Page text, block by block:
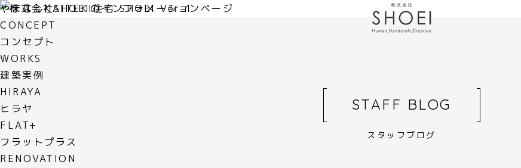
やまなしKAITEKI住宅SHOEI Ver.１
CONCEPT
コンセプト
WORKS
建築実例
HIRAYA
ヒラヤ
FLAT+
フラットプラス
RENOVATION
STAFF BLOG
スタッフブログ